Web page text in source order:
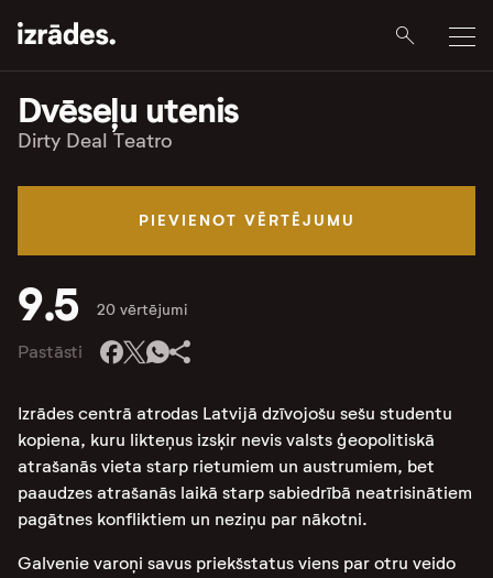
Dvēseļu utenis
Dirty Deal Teatro
PIEVIENOT VĒRTĒJUMU
9.5 20 vērtējumi
Pastāsti
Izrādes centrā atrodas Latvijā dzīvojošu sešu studentu
kopiena, kuru likteņus izsķir nevis valsts ģeopolitiskā
atrašanās vieta starp rietumiem un austrumiem, bet
paaudzes atrašanās laikā starp sabiedrībā neatrisinātiem
pagātnes konfliktiem un neziņu par nākotni.
Galvenie varoņi savus priekšstatus viens par otru veido